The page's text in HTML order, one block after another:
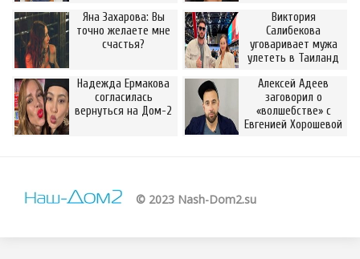
Яна Захарова: Вы
точно желаете мне
счастья?
Виктория
Салибекова
уговаривает мужа
улететь в Таиланд
Надежда Ермакова
согласилась
вернуться на Дом-2
Алексей Адеев
заговорил о
«волшебстве» с
Евгенией Хорошевой
© 2023 Nash-Dom2.su